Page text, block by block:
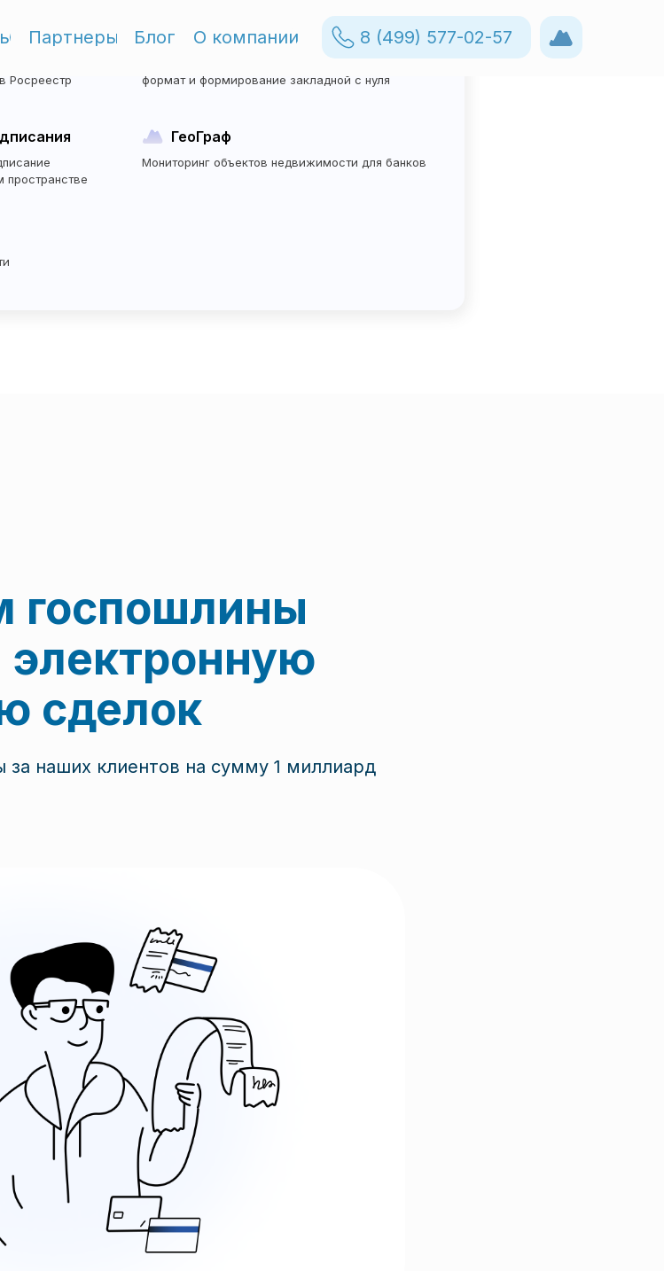
Блог 8 (499) 577-02-57
8 (499) 577-02-57
Партнеры О компании
Росреестр
Перейти в ЛК
пространстве
Электронные закладные
Перевод бумажных закладных в электронный
формат и формирование закладной с нуля
ГеоГраф
Мониторинг объектов недвижимости для банков
госпошлины
электронную
сделок
наших клиентов на сумму 1 миллиард